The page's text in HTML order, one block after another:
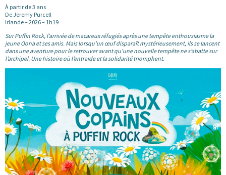
À partir de 3 ans
De Jeremy Purcell
Irlande – 2026 – 1h19
Sur Puffin Rock, l’arrivée de macareux réfugiés après une tempête enthousiasme la
jeune Oona et ses amis. Mais lorsqu’un œuf disparaît mystérieusement, ils se lancent
dans une aventure pour le retrouver avant qu’une nouvelle tempête ne s’abatte sur
l’archipel. Une histoire où l’entraide et la solidarité triomphent.